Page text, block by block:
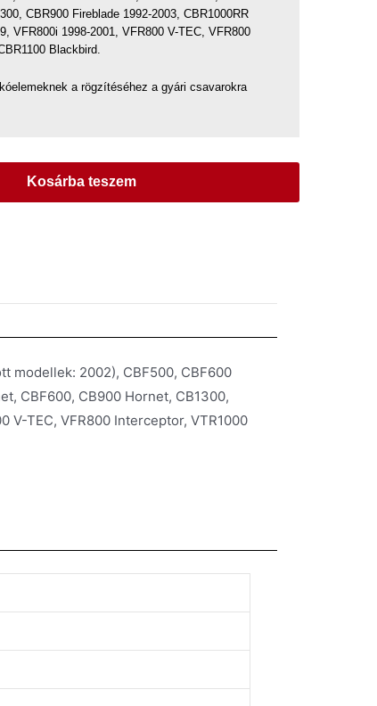
CBR900 Fireblade 1992-2003, CBR1000RR
VFR800i 1998-2001, VFR800 V-TEC, VFR800
Blackbird.
a rögzítéséhez a gyári csavarokra
Kosárba teszem
modellek: 2002), CBF500, CBF600
CBF600, CB900 Hornet, CB1300,
V-TEC, VFR800 Interceptor, VTR1000